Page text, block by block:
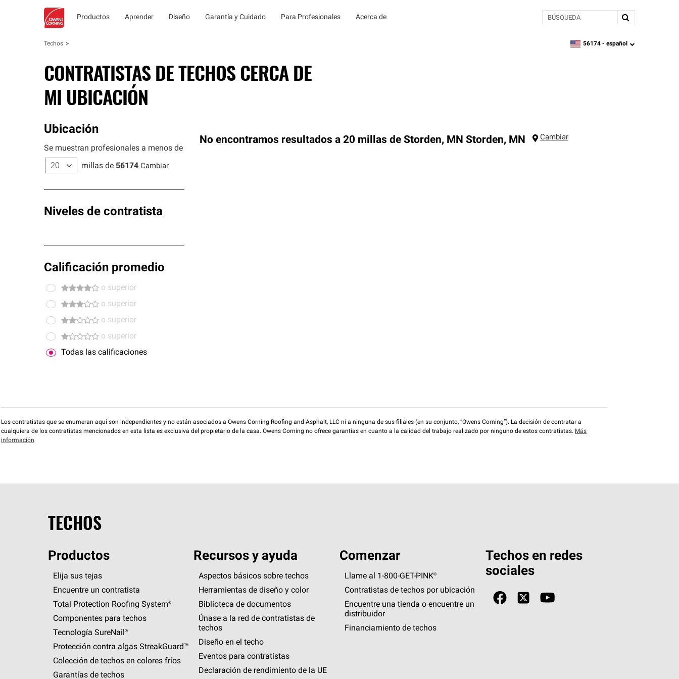
Productos Aprender Diseño Garantía y Cuidado Para Profesionales Acerca de BÚSQUEDA
Techos zipcode, language
56174 - español
CONTRATISTAS DE TECHOS CERCA DE
MI UBICACIÓN
Ubicación
Se muestran profesionales a menos de
millas de 56174 Cambiar
Niveles de contratista
Calificación promedio
o superior
o superior
o superior
o superior
Todas las calificaciones
No encontramos resultados a 20 millas de Storden, MN Storden, MN Cambiar
Los contratistas que se enumeran aquí son independientes y no están asociados a Owens Corning Roofing and Asphalt, LLC ni a ninguna de sus filiales (en su conjunto, “Owens Corning”). La decisión de contratar a
cualquiera de los contratistas mencionados en esta lista es exclusiva del propietario de la casa. Owens Corning no ofrece garantías en cuanto a la calidad del trabajo realizado por ninguno de estos contratistas. Más
información
TECHOS
Productos
Elija sus tejas
Encuentre un contratista
Total Protection Roofing System®
Componentes para techos
Tecnología SureNail®
Protección contra algas StreakGuard™
Colección de techos en colores fríos
Garantías de techos
Recursos y ayuda
Aspectos básicos sobre techos
Herramientas de diseño y color
Biblioteca de documentos
Únase a la red de contratistas de
techos
Diseño en el techo
Eventos para contratistas
Declaración de rendimiento de la UE
Comenzar
Llame al 1-800-GET -PINK®
Contratistas de techos por ubicación
Encuentre una tienda o encuentre un
distribuidor
Financiamiento de techos
Techos en redes
sociales